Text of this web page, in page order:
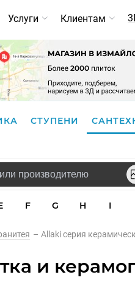
Услуги Клиентам
СТУПЕНИ
F G H I
– Allaki серия
и